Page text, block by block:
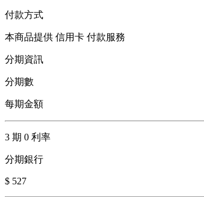
付款方式
本商品提供 信用卡 付款服務
分期資訊
分期數
每期金額
3 期 0 利率
分期銀行
$ 527